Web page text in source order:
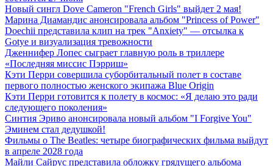
Новый сингл Dove Cameron "French Girls" выйдет 2 мая!
Марина Диамандис анонсировала альбом "Princess of Power"
Doechii представила клип на трек "Anxiety" — отсылка к
Gotye и визуализация тревожности
Дженнифер Лопес сыграет главную роль в триллере
«Последняя миссис Пэрриш»
Кэти Перри совершила суборбитальный полет в составе
первого полностью женского экипажа Blue Origin
Кэти Перри готовится к полету в космос: «Я делаю это ради
следующего поколения»
Синтия Эриво анонсировала новый альбом "I Forgive You"
Эминем стал дедушкой!
Фильмы о The Beatles: четыре биографических фильма выйдут
в апреле 2028 года
Майли Сайрус представила обложку грядущего альбома